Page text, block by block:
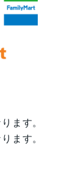
ます。
ます。